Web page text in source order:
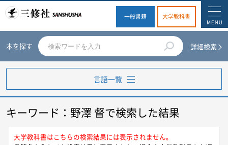
一般書籍 大学教科書
本を探す 詳細検索
言語一覧
英語
ドイツ語
キーワード：野澤 督で検索した結果
大学教科書はこちらの検索結果には表示されません。